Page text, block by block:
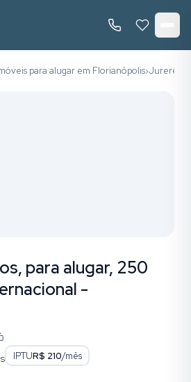
para alugar em Florianópolis›Jurerê
para alugar, 250
-
IPTUR$ 210/mês